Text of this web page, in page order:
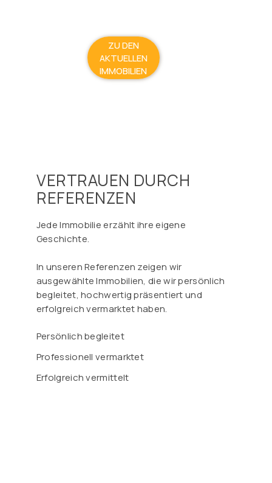
ZU DEN
AKTUELLEN
IMMOBILIEN
VERTRAUEN DURCH
REFERENZEN
Jede Immobilie erzählt ihre eigene
Geschichte.
In unseren Referenzen zeigen wir
ausgewählte Immobilien, die wir persönlich
begleitet, hochwertig präsentiert und
erfolgreich vermarktet haben.
Persönlich begleitet
Professionell vermarktet
Erfolgreich vermittelt